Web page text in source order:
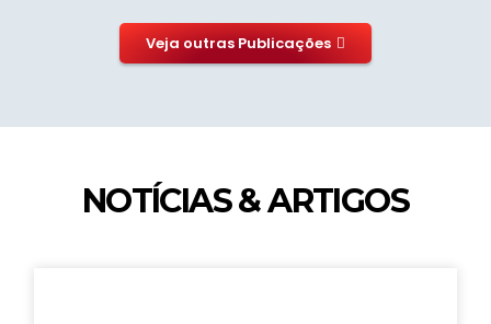
Veja outras Publicações
NOTÍCIAS & ARTIGOS